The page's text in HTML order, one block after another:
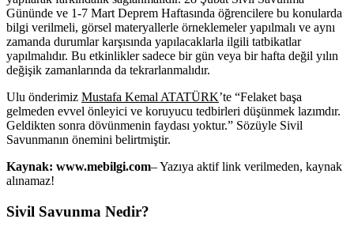
Gününde ve 1-7 Mart Deprem Haftasında öğrencilere bu konularda
bilgi verilmeli, görsel materyallerle örneklemeler yapılmalı ve aynı
zamanda durumlar karşısında yapılacaklarla ilgili tatbikatlar
yapılmalıdır. Bu etkinlikler sadece bir gün veya bir hafta değil yılın
değişik zamanlarında da tekrarlanmalıdır.
Ulu önderimiz Mustafa Kemal ATATÜRK’te “Felaket başa
gelmeden evvel önleyici ve koruyucu tedbirleri düşünmek lazımdır.
Geldikten sonra dövünmenin faydası yoktur.” Sözüyle Sivil
Savunmanın önemini belirtmiştir.
Kaynak: www.mebilgi.com– Yazıya aktif link verilmeden, kaynak
alınamaz!
Sivil Savunma Nedir?